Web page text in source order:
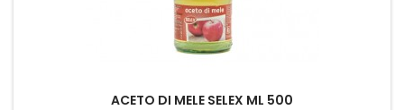
ACETO DI MELE SELEX ML 500